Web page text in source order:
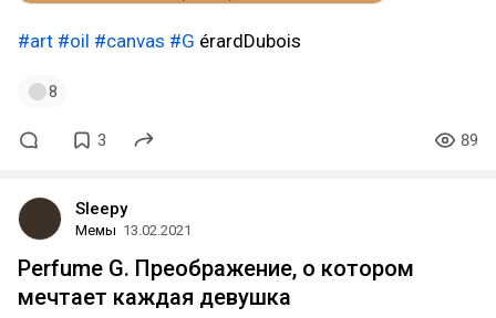
#art #oil #canvas #G érardDubois
8
3 89
Sleepy
Мемы 13.02.2021
Perfume G. Преображение, о котором
мечтает каждая девушка